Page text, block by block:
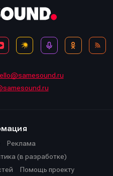
Реклама
(в разработке)
Помощь проекту